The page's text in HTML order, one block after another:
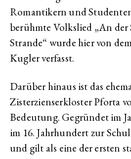
Romantikern und
berühmte Volkslied „An der
Strande“ wurde hier von
Kugler verfasst.
Darüber hinaus ist das
Zisterzienserkloster Pforta
Bedeutung. Gegründet im
im 16. Jahrhundert zur
und gilt als eine der ersten